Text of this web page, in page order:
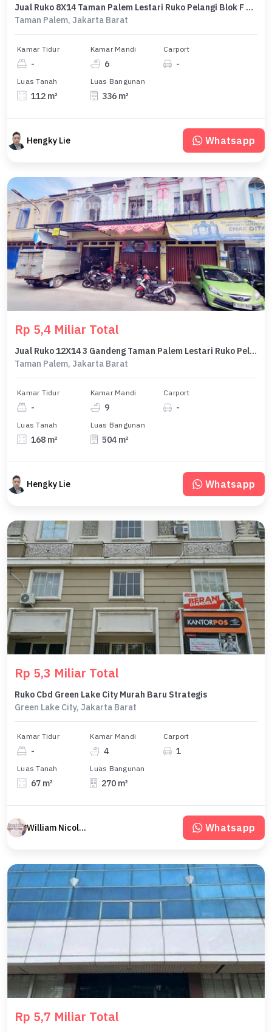
Jual Ruko 8X14 Taman Palem Lestari Ruko Pelangi Blok F 2 Gandeng
Taman Palem, Jakarta Barat
Kamar Tidur
-
Kamar Mandi
6
Carport
-
Luas Tanah
112 m²
Luas Bangunan
336 m²
Hengky Lie Whatsapp
Rp 5,4 Miliar Total
Jual Ruko 12X14 3 Gandeng Taman Palem Lestari Ruko Pelangi Blok F
Taman Palem, Jakarta Barat
Kamar Tidur
-
Kamar Mandi
9
Carport
-
Luas Tanah
168 m²
Luas Bangunan
504 m²
Hengky Lie Whatsapp
Rp 5,3 Miliar Total
Ruko Cbd Green Lake City Murah Baru Strategis
Green Lake City, Jakarta Barat
Kamar Tidur
-
Kamar Mandi
4
Carport
1
Luas Tanah
67 m²
Luas Bangunan
270 m²
William Nicolas Boston Whatsapp
Rp 5,7 Miliar Total